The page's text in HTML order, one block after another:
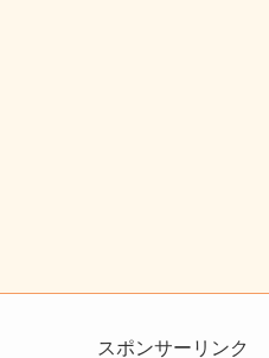
スポンサーリンク